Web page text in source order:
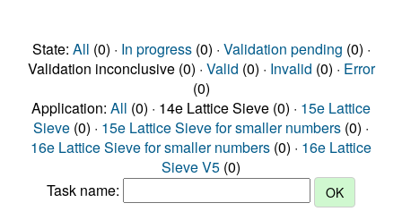
State: All (0) · In progress(0) · Validation pending (0) ·
Validation inconclusive (0) · Valid (0) · Invalid (0) · Error
(0)
Application: All (0) · 14e Lattice Sieve (0) · 15e Lattice
Sieve (0) · 15e Lattice Sieve for smaller numbers (0) ·
16e Lattice Sieve for smaller numbers (0) · 16e Lattice
Sieve V5 (0)
Task name: